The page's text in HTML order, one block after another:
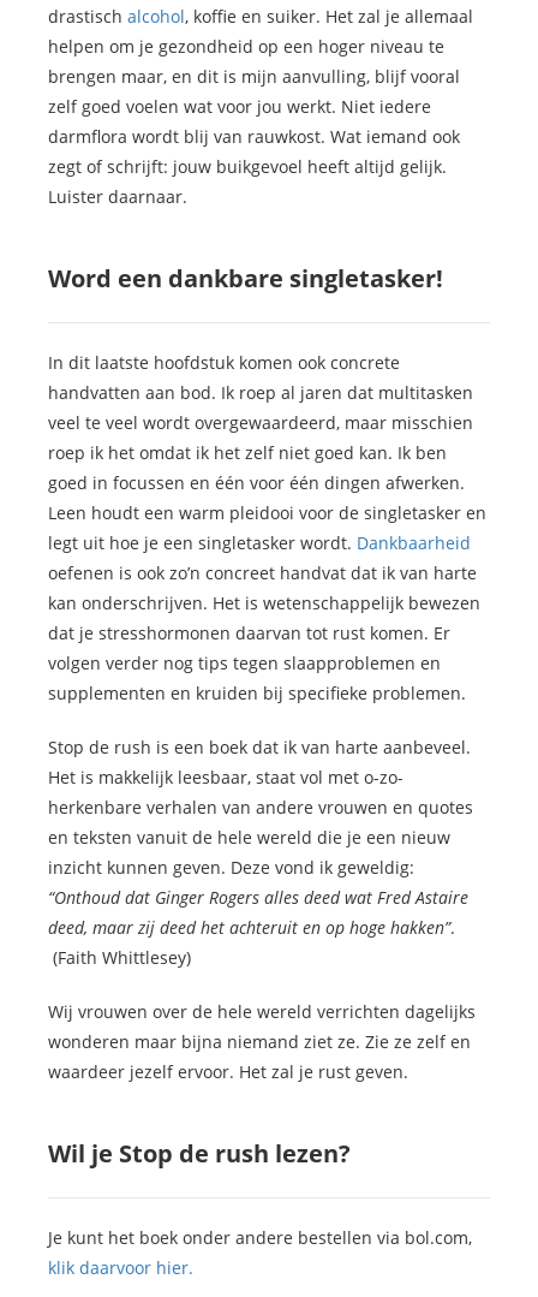
drastisch alcohol, koffie en suiker. Het zal je allemaal
helpen om je gezondheid op een hoger niveau te
brengen maar, en dit is mijn aanvulling, blijf vooral
zelf goed voelen wat voor jou werkt. Niet iedere
darmflora wordt blij van rauwkost. Wat iemand ook
zegt of schrijft: jouw buikgevoel heeft altijd gelijk.
Luister daarnaar.
Word een dankbare singletasker!
In dit laatste hoofdstuk komen ook concrete
handvatten aan bod. Ik roep al jaren dat multitasken
veel te veel wordt overgewaardeerd, maar misschien
roep ik het omdat ik het zelf niet goed kan. Ik ben
goed in focussen en één voor één dingen afwerken.
Leen houdt een warm pleidooi voor de singletasker en
legt uit hoe je een singletasker wordt. Dankbaarheid
oefenen is ook zo’n concreet handvat dat ik van harte
kan onderschrijven. Het is wetenschappelijk bewezen
dat je stresshormonen daarvan tot rust komen. Er
volgen verder nog tips tegen slaapproblemen en
supplementen en kruiden bij specifieke problemen.
Stop de rush is een boek dat ik van harte aanbeveel.
Het is makkelijk leesbaar, staat vol met o-zo-
herkenbare verhalen van andere vrouwen en quotes
en teksten vanuit de hele wereld die je een nieuw
inzicht kunnen geven. Deze vond ik geweldig:
“Onthoud dat Ginger Rogers alles deed wat Fred Astaire
deed, maar zij deed het achteruit en op hoge hakken”.
(Faith Whittlesey)
Wij vrouwen over de hele wereld verrichten dagelijks
wonderen maar bijna niemand ziet ze. Zie ze zelf en
waardeer jezelf ervoor. Het zal je rust geven.
Wil je Stop de rush lezen?
Je kunt het boek onder andere bestellen via bol.com,
klik daarvoor hier.